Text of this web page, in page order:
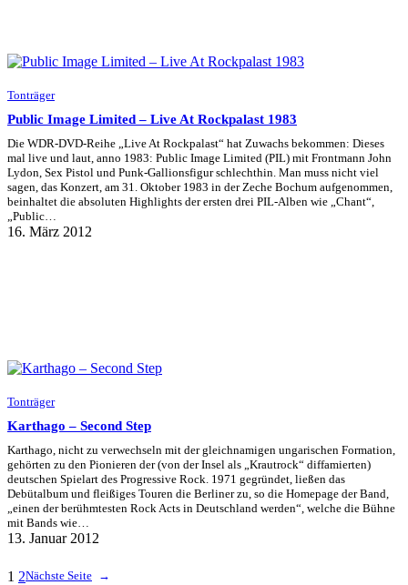
Tonträger
Public Image Limited – Live At Rockpalast 1983
Die WDR-DVD-Reihe „Live At Rockpalast“ hat Zuwachs bekommen: Dieses
mal live und laut, anno 1983: Public Image Limited (PIL) mit Frontmann John
Lydon, Sex Pistol und Punk-Gallionsfigur schlechthin. Man muss nicht viel
sagen, das Konzert, am 31. Oktober 1983 in der Zeche Bochum aufgenommen,
beinhaltet die absoluten Highlights der ersten drei PIL-Alben wie „Chant“,
„Public…
16. März 2012
Tonträger
Karthago – Second Step
Karthago, nicht zu verwechseln mit der gleichnamigen ungarischen Formation,
gehörten zu den Pionieren der (von der Insel als „Krautrock“ diffamierten)
deutschen Spielart des Progressive Rock. 1971 gegründet, ließen das
Debütalbum und fleißiges Touren die Berliner zu, so die Homepage der Band,
„einen der berühmtesten Rock Acts in Deutschland werden“, welche die Bühne
mit Bands wie…
13. Januar 2012
1 2Nächste Seite →